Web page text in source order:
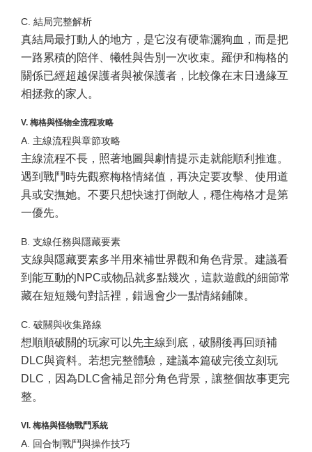
C. 結局完整解析
真結局最打動人的地方，是它沒有硬靠灑狗血，而是把
一路累積的陪伴、犧牲與告別一次收束。羅伊和梅格的
關係已經超越保護者與被保護者，比較像在末日邊緣互
相拯救的家人。
V. 梅格與怪物全流程攻略
A. 主線流程與章節攻略
主線流程不長，照著地圖與劇情提示走就能順利推進。
遇到戰鬥時先觀察梅格情緒值，再決定要攻擊、使用道
具或安撫她。不要只想快速打倒敵人，穩住梅格才是第
一優先。
B. 支線任務與隱藏要素
支線與隱藏要素多半用來補世界觀和角色背景。建議看
到能互動的NPC或物品就多點幾次，這款遊戲的細節常
藏在短短幾句對話裡，錯過會少一點情緒鋪陳。
C. 破關與收集路線
想順順破關的玩家可以先主線到底，破關後再回頭補
DLC與資料。若想完整體驗，建議本篇破完後立刻玩
DLC，因為DLC會補足部分角色背景，讓整個故事更完
整。
VI. 梅格與怪物戰鬥系統
A. 回合制戰鬥與操作技巧